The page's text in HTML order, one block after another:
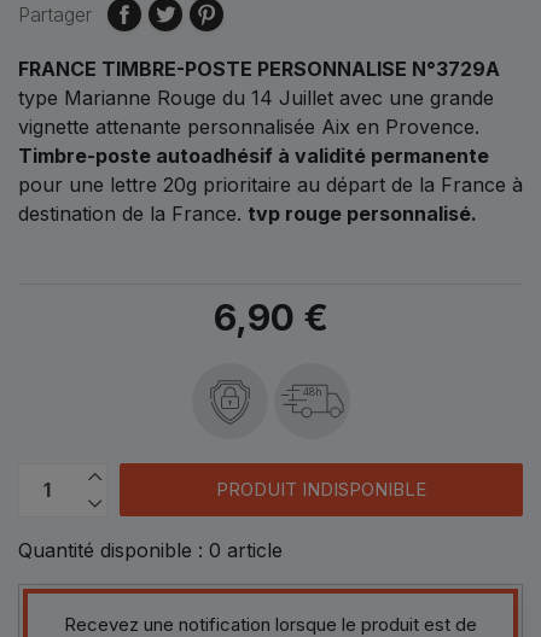
Partager
FRANCE TIMBRE-POSTE PERSONNALISE N°3729A
type Marianne Rouge du 14 Juillet avec une grande
vignette attenante personnalisée Aix en Provence.
Timbre-poste autoadhésif à validité permanente
pour une lettre 20g prioritaire au départ de la France à
destination de la France. tvp rouge personnalisé.
6,90 €
48h
PRODUIT INDISPONIBLE
Quantité disponible : 0 article
Recevez une notification lorsque le produit est de